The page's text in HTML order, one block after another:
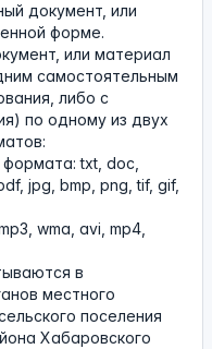
документ, или
форме.
или материал
самостоятельным
либо с
по одному из двух
формата: txt, doc,
jpg, bmp, png, tif, gif,
wma, avi, mp4,
в
местного
поселения
Хабаровского